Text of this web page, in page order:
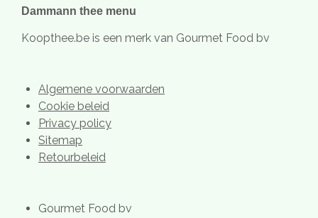
r
m
t
Dammann thee menu
Koopthee.be is een merk van Gourmet Food bv
Algemene voorwaarden
Cookie beleid
Privacy policy
Sitemap
Retourbeleid
Gourmet Food bv